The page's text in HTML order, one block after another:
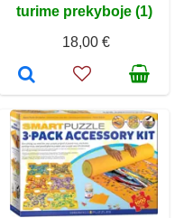
turime prekyboje (1)
18,00 €